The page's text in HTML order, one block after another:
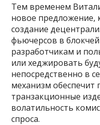
Тем временем
новое предложение,
создание
фьючерсов в
разработчикам и
или хеджировать
непосредственно в
механизм обеспечит
транзакционные
волатильность
спроса.